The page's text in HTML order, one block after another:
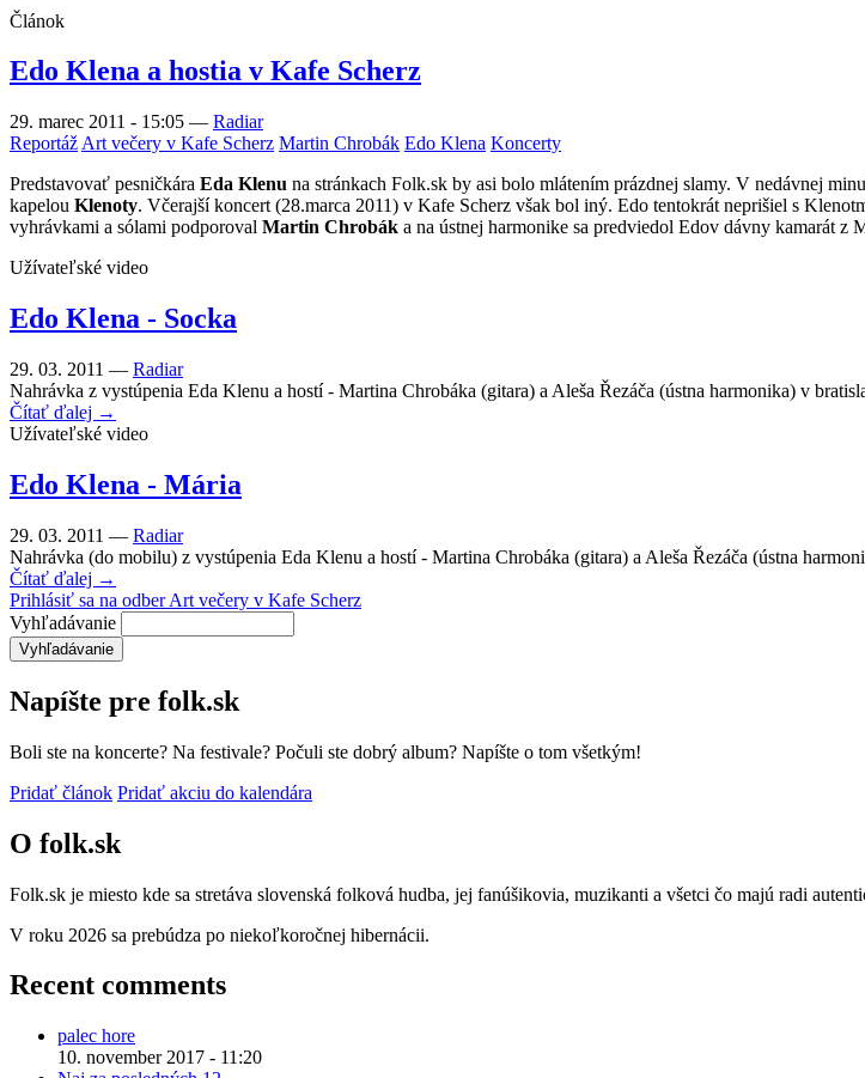
Článok
Edo Klena a hostia v Kafe Scherz
29. marec 2011 - 15:05 — Radiar
Reportáž Art večery v Kafe Scherz Martin Chrobák Edo Klena Koncerty
Predstavovať pesničkára Eda Klenu na stránkach Folk.sk by asi bolo mlátením prázdnej slamy. V nedávnej
kapelou Klenoty. Včerajší koncert (28.marca 2011) v Kafe Scherz však bol iný. Edo tentokrát neprišiel s
vyhrávkami a sólami podporoval Martin Chrobák a na ústnej harmonike sa predviedol Edov dávny kamarát z
Užívateľské video
Edo Klena - Socka
29. 03. 2011 — Radiar
Nahrávka z vystúpenia Eda Klenu a hostí - Martina Chrobáka (gitara) a Aleša Řezáča (ústna harmonika) v
Čítať ďalej →
Užívateľské video
Edo Klena - Mária
29. 03. 2011 — Radiar
Nahrávka (do mobilu) z vystúpenia Eda Klenu a hostí - Martina Chrobáka (gitara) a Aleša Řezáča (ústna
Čítať ďalej →
Prihlásiť sa na odber Art večery v Kafe Scherz
Vyhľadávanie
Napíšte pre folk.sk
Boli ste na koncerte? Na festivale? Počuli ste dobrý album? Napíšte o tom všetkým!
Pridať článok Pridať akciu do kalendára
O folk.sk
Folk.sk je miesto kde sa stretáva slovenská folková hudba, jej fanúšikovia, muzikanti a všetci čo majú radi
V roku 2026 sa prebúdza po niekoľkoročnej hibernácii.
Recent comments
palec hore
10. november 2017 - 11:20